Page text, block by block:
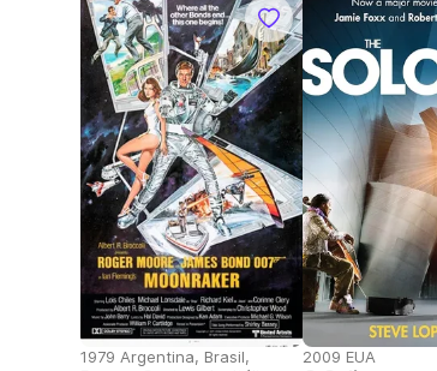
1979 Argentina, Brasil,
2009 EUA